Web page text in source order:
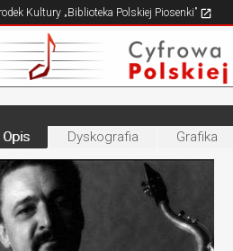
Kultury „Biblioteka Polskiej Piosenki”
Opis Dyskografia Grafika